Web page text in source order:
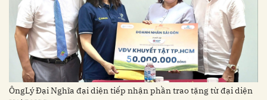
ÔngLý Đại Nghĩa đại diện tiếp nhận phần trao tặng từ đại diện